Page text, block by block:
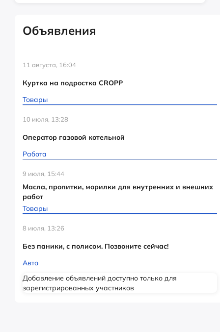
Объявления
11 августа, 16:04
Куртка на подростка CROPP
Товары
10 июля, 13:28
Оператор газовой котельной
Работа
9 июля, 15:44
Масла, пропитки, морилки для внутренних и внешних
работ
Товары
8 июля, 13:26
Без паники, с полисом. Позвоните сейчас!
Авто
Добавление объявлений доступно только для
зарегистрированных участников